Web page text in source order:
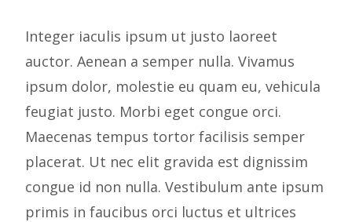
Integer iaculis ipsum ut justo laoreet
auctor. Aenean a semper nulla. Vivamus
ipsum dolor, molestie eu quam eu, vehicula
feugiat justo. Morbi eget congue orci.
Maecenas tempus tortor facilisis semper
placerat. Ut nec elit gravida est dignissim
congue id non nulla. Vestibulum ante ipsum
primis in faucibus orci luctus et ultrices